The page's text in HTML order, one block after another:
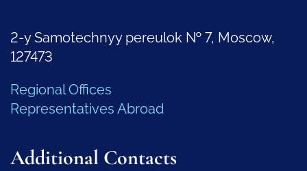
2-y Samotechnyy pereulok № 7, Moscow,
127473
Regional Offices
Representatives Abroad
Additional Contacts